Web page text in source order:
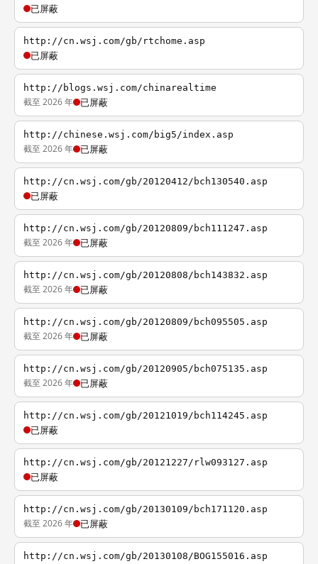
已屏蔽
http://cn.wsj.com/gb/rtchome.asp
已屏蔽
http://blogs.wsj.com/chinarealtime
截至 2026 年 已屏蔽
http://chinese.wsj.com/big5/index.asp
截至 2026 年 已屏蔽
http://cn.wsj.com/gb/20120412/bch130540.asp
已屏蔽
http://cn.wsj.com/gb/20120809/bch111247.asp
截至 2026 年 已屏蔽
http://cn.wsj.com/gb/20120808/bch143832.asp
截至 2026 年 已屏蔽
http://cn.wsj.com/gb/20120809/bch095505.asp
截至 2026 年 已屏蔽
http://cn.wsj.com/gb/20120905/bch075135.asp
截至 2026 年 已屏蔽
http://cn.wsj.com/gb/20121019/bch114245.asp
已屏蔽
http://cn.wsj.com/gb/20121227/rlw093127.asp
已屏蔽
http://cn.wsj.com/gb/20130109/bch171120.asp
截至 2026 年 已屏蔽
http://cn.wsj.com/gb/20130108/BOG155016.asp